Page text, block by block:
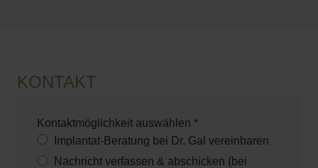
KONTAKT
Kontaktmöglichkeit auswählen *
Implantat-Beratung bei Dr. Gal vereinbaren
Nachricht verfassen & abschicken (bei